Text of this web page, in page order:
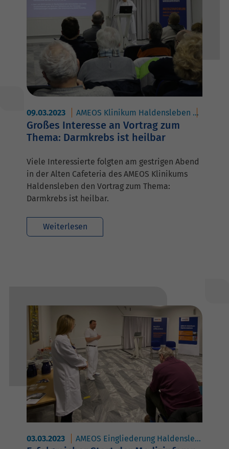
09.03.2023 AMEOS Klinikum Haldensleben
Großes Interesse an Vortrag zum
Thema: Darmkrebs ist heilbar
Viele Interessierte folgten am gestrigen Abend
in der Alten Cafeteria des AMEOS Klinikums
Haldensleben den Vortrag zum Thema:
Darmkrebs ist heilbar.
Weiterlesen
03.03.2023 AMEOS Eingliederung Haldensleben